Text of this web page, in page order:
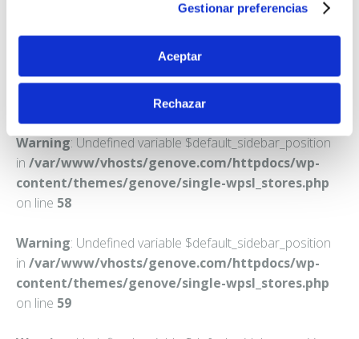
Gestionar preferencias
Aceptar
Rechazar
Warning: Undefined variable $default_sidebar_position
in /var/www/vhosts/genove.com/httpdocs/wp-
content/themes/genove/single-wpsl_stores.php
on line 58
Warning: Undefined variable $default_sidebar_position
in /var/www/vhosts/genove.com/httpdocs/wp-
content/themes/genove/single-wpsl_stores.php
on line 59